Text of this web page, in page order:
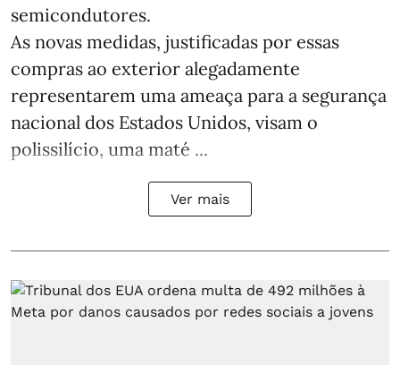
semicondutores.
As novas medidas, justificadas por essas
compras ao exterior alegadamente
representarem uma ameaça para a segurança
nacional dos Estados Unidos, visam o
polissilício, uma maté ...
Ver mais